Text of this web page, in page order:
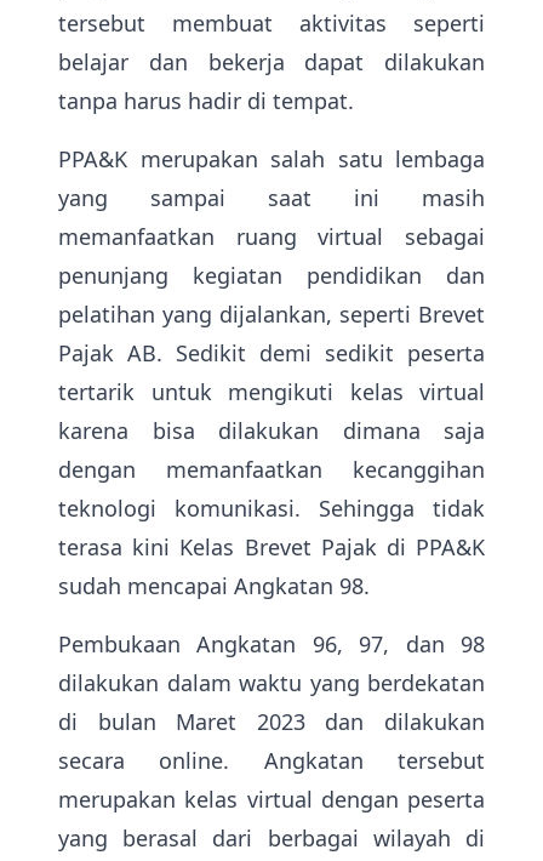
tersebut membuat aktivitas seperti
belajar dan bekerja dapat dilakukan
tanpa harus hadir di tempat.
PPA&K merupakan salah satu lembaga
yang sampai saat ini masih
memanfaatkan ruang virtual sebagai
penunjang kegiatan pendidikan dan
pelatihan yang dijalankan, seperti Brevet
Pajak AB. Sedikit demi sedikit peserta
tertarik untuk mengikuti kelas virtual
karena bisa dilakukan dimana saja
dengan memanfaatkan kecanggihan
teknologi komunikasi. Sehingga tidak
terasa kini Kelas Brevet Pajak di PPA&K
sudah mencapai Angkatan 98.
Pembukaan Angkatan 96, 97, dan 98
dilakukan dalam waktu yang berdekatan
di bulan Maret 2023 dan dilakukan
secara online. Angkatan tersebut
merupakan kelas virtual dengan peserta
yang berasal dari berbagai wilayah di